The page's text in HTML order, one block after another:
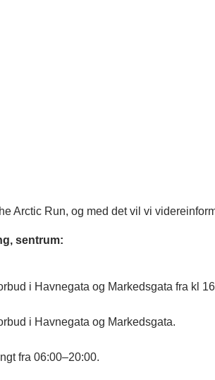
Arctic Run, og med det vil vi
sentrum:
i Havnegata og Markedsgata fra kl
i Havnegata og Markedsgata.
fra 06:00–20:00.